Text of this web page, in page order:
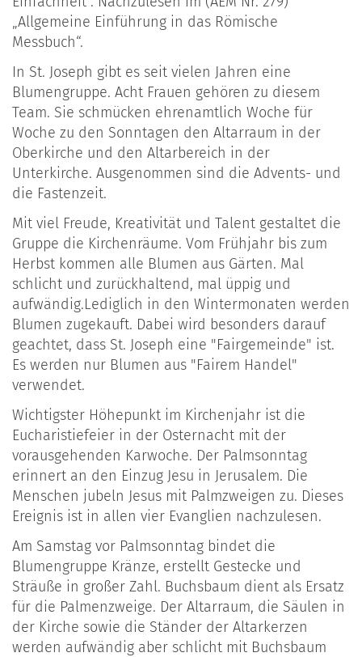
„Allgemeine Einführung in das Römische
Messbuch“.
In St. Joseph gibt es seit vielen Jahren eine
Blumengruppe. Acht Frauen gehören zu diesem
Team. Sie schmücken ehrenamtlich Woche für
Woche zu den Sonntagen den Altarraum in der
Oberkirche und den Altarbereich in der
Unterkirche. Ausgenommen sind die Advents- und
die Fastenzeit.
Mit viel Freude, Kreativität und Talent gestaltet die
Gruppe die Kirchenräume. Vom Frühjahr bis zum
Herbst kommen alle Blumen aus Gärten. Mal
schlicht und zurückhaltend, mal üppig und
aufwändig.Lediglich in den Wintermonaten werden
Blumen zugekauft. Dabei wird besonders darauf
geachtet, dass St. Joseph eine "Fairgemeinde" ist.
Es werden nur Blumen aus "Fairem Handel"
verwendet.
Wichtigster Höhepunkt im Kirchenjahr ist die
Eucharistiefeier in der Osternacht mit der
vorausgehenden Karwoche. Der Palmsonntag
erinnert an den Einzug Jesu in Jerusalem. Die
Menschen jubeln Jesus mit Palmzweigen zu. Dieses
Ereignis ist in allen vier Evanglien nachzulesen.
Am Samstag vor Palmsonntag bindet die
Blumengruppe Kränze, erstellt Gestecke und
Sträuße in großer Zahl. Buchsbaum dient als Ersatz
für die Palmenzweige. Der Altarraum, die Säulen in
der Kirche sowie die Ständer der Altarkerzen
werden aufwändig aber schlicht mit Buchsbaum